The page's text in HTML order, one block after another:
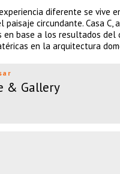
diferente se vive
circundante. Casa C,
base a los resultados del
en la arquitectura
& Gallery